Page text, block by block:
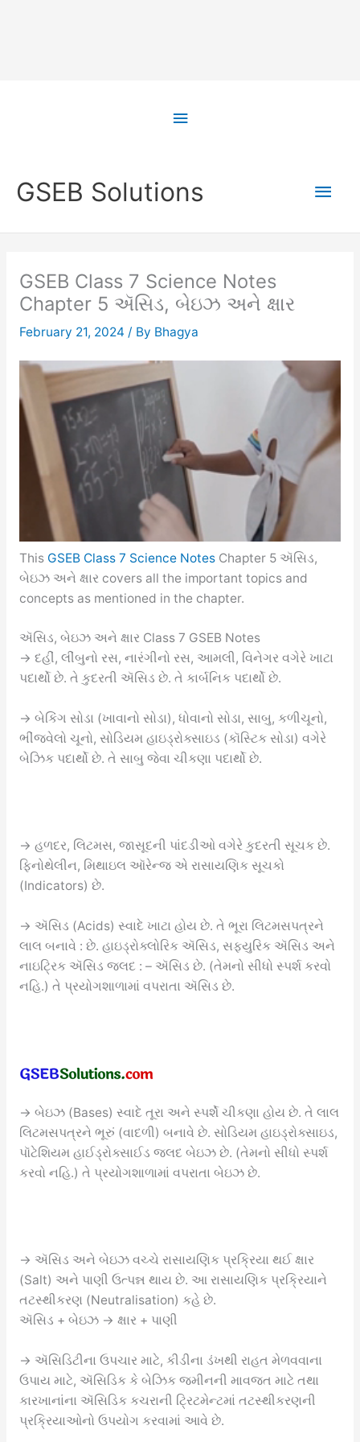
Above
GSEB Solutions
Main
GSEB Class 7 Science Notes
Chapter 5 ઍસિડ, બેઇઝ અને ક્ષાર
February 21, 2024 / By Bhagya
This GSEB Class 7 Science NotesChapter 5 ઍસિડ,
બેઇઝ અને ક્ષાર covers all the important topics and
concepts as mentioned in the chapter.
ઍસિડ, બેઇઝ અને ક્ષાર Class 7 GSEB Notes
→ દહીં, લીંબુનો રસ, નારંગીનો રસ, આમલી, વિનેગર વગેરે ખાટા
પદાર્થો છે. તે કુદરતી ઍસિડ છે. તે કાર્બનિક પદાર્થો છે.
→ બેકિંગ સોડા (ખાવાનો સોડા), ધોવાનો સોડા, સાબુ, કળીચૂનો,
ભીંજવેલો ચૂનો, સોડિયમ હાઇડ્રોક્સાઇડ (કૉસ્ટિક સોડા) વગેરે
બેઝિક પદાર્થો છે. તે સાબુ જેવા ચીકણા પદાર્થો છે.
→ હળદર, લિટમસ, જાસૂદની પાંદડીઓ વગેરે કુદરતી સૂચક છે.
ફિનોથેલીન, મિથાઇલ ઑરેન્જ એ રાસાયણિક સૂચકો
(Indicators) છે.
→ ઍસિડ (Acids) સ્વાદે ખાટા હોય છે. તે ભૂરા લિટમસપત્રને
લાલ બનાવે : છે. હાઇડ્રોક્લોરિક ઍસિડ, સફ્યુરિક ઍસિડ અને
નાઇટ્રિક ઍસિડ જલદ : – ઍસિડ છે. (તેમનો સીધો સ્પર્શ કરવો
નહિ.) તે પ્રયોગશાળામાં વપરાતા ઍસિડ છે.
→ બેઇઝ (Bases) સ્વાદે તૂરા અને સ્પર્શે ચીકણા હોય છે. તે લાલ
લિટમસપત્રને ભૂરું (વાદળી) બનાવે છે. સોડિયમ હાઇડ્રોક્સાઇડ,
પૉટેશિયમ હાઈડ્રોક્સાઈડ જલદ બેઇઝ છે. (તેમનો સીધો સ્પર્શ
કરવો નહિ.) તે પ્રયોગશાળામાં વપરાતા બેઇઝ છે.
→ ઍસિડ અને બેઇઝ વચ્ચે રાસાયણિક પ્રક્રિયા થઈ ક્ષાર
(Salt) અને પાણી ઉત્પન્ન થાય છે. આ રાસાયણિક પ્રક્રિયાને
તટસ્થીકરણ (Neutralisation) કહે છે.
ઍસિડ + બેઇઝ → ક્ષાર + પાણી
→ ઍસિડિટીના ઉપચાર માટે, કીડીના ડંખથી રાહત મેળવવાના
ઉપાય માટે, ઍસિડિક કે બેઝિક જમીનની માવજત માટે તથા
કારખાનાંના ઍસિડિક કચરાની ટ્રિટમેન્ટમાં તટસ્થીકરણની
પ્રક્રિયાઓનો ઉપયોગ કરવામાં આવે છે.